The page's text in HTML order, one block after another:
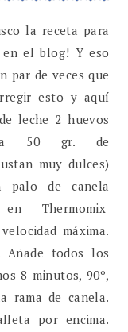
la receta para
en el blog! Y eso
par de veces que
esto y aquí
leche 2 huevos
50 gr. de
muy dulces)
palo de canela
en Thermomix
máxima.
todos los
8 minutos, 90º,
rama de canela.
por encima.